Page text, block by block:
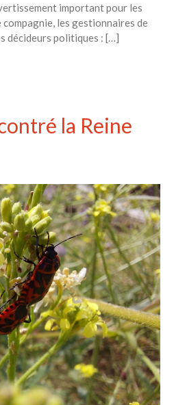
Recent Comments
important pour les
les gestionnaires de
décideurs politiques : […]
la Reine